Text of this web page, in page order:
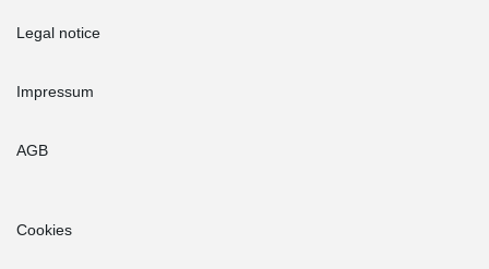
Legal notice
Impressum
AGB
Cookies